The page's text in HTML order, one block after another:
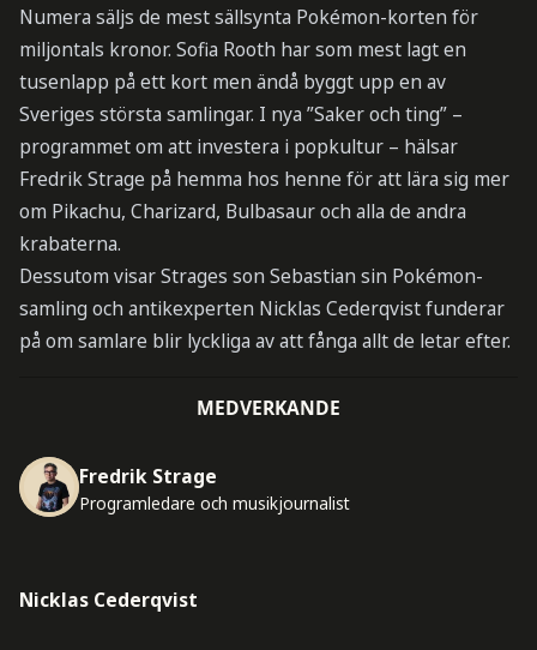
Numera säljs de mest sällsynta Pokémon-korten för
miljontals kronor. Sofia Rooth har som mest lagt en
tusenlapp på ett kort men ändå byggt upp en av
Sveriges största samlingar. I nya ”Saker och ting” –
programmet om att investera i popkultur – hälsar
Fredrik Strage på hemma hos henne för att lära sig mer
om Pikachu, Charizard, Bulbasaur och alla de andra
krabaterna.
Dessutom visar Strages son Sebastian sin Pokémon-
samling och antikexperten Nicklas Cederqvist funderar
på om samlare blir lyckliga av att fånga allt de letar efter.
MEDVERKANDE
Fredrik Strage
Programledare och musikjournalist
Nicklas Cederqvist